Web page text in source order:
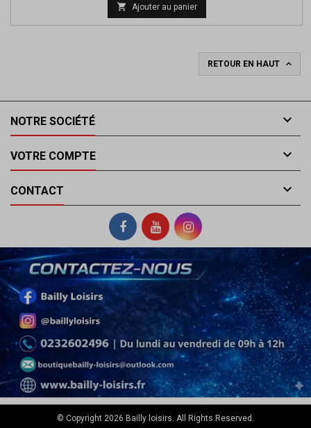
base
 Ajouter au panier
RETOUR EN HAUT 
NOTRE SOCIÉTÉ 
VOTRE COMPTE 
CONTACT 
© Copyright 2026 Bailly loisirs. All Rights Reserved.